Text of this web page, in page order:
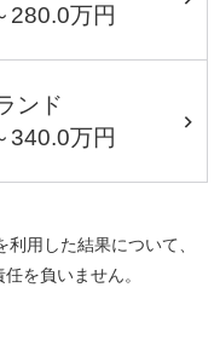
280.0万円
ンド
340.0万円
用した結果について、
を負いません。